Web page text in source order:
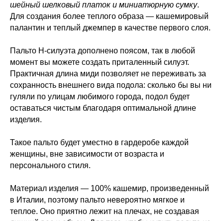
шейный шелковый платок и миниатюрную сумку.
Для создания более теплого образа — кашемировый
палантин и теплый джемпер в качестве первого слоя.
Пальто Н-силуэта дополнено поясом, так в любой
момент вы можете создать приталенный силуэт.
Практичная длина миди позволяет не переживать за
сохранность внешнего вида подола: сколько бы вы ни
гуляли по улицам любимого города, подол будет
оставаться чистым благодаря оптимальной длине
изделия.
Такое пальто будет уместно в гардеробе каждой
женщины, вне зависимости от возраста и
персонального стиля.
Материал изделия — 100% кашемир, произведенный
в Италии, поэтому пальто невероятно мягкое и
теплое. Оно приятно лежит на плечах, не создавая